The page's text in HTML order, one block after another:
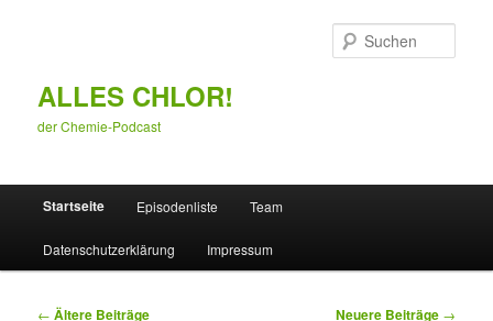
ALLES CHLOR!
der Chemie-Podcast
HauptmenüStartseite Episodenliste Team
Datenschutzerklärung Impressum
Beitragsnavigation
← Ältere Beiträge Neuere Beiträge →